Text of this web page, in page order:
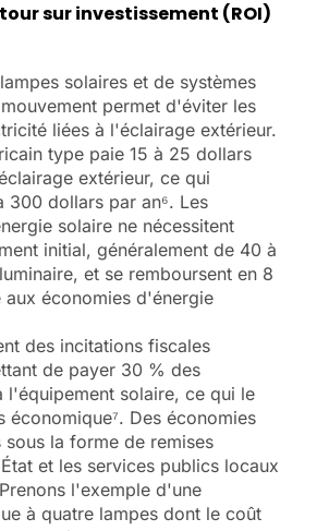
sur investissement (ROI)
solaires et de systèmes
permet d'éviter les
liées à l'éclairage extérieur.
type paie 15 à 25 dollars
extérieur, ce qui
300 dollars par an⁶. Les
solaire ne nécessitent
initial, généralement de 40 à
et se remboursent en 8
économies d'énergie
des incitations fiscales
de payer 30 % des
l'équipement solaire, ce qui le
économique⁷. Des économies
sous la forme de remises
et les services publics locaux
l'exemple d'une
à quatre lampes dont le coût